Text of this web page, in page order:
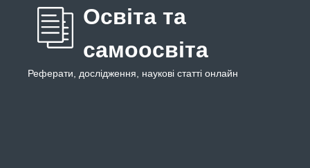
Освіта та
самоосвіта
Реферати, дослідження, наукові статті онлайн